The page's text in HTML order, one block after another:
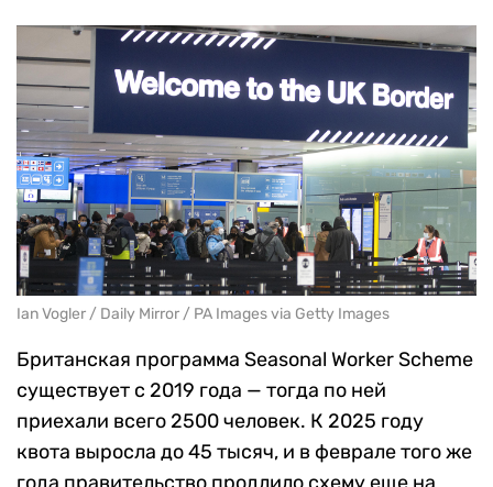
Ian Vogler / Daily Mirror / PA Images via Getty Images
Британская программа Seasonal Worker Scheme
существует с 2019 года — тогда по ней
приехали всего 2500 человек. К 2025 году
квота выросла до 45 тысяч, и в феврале того же